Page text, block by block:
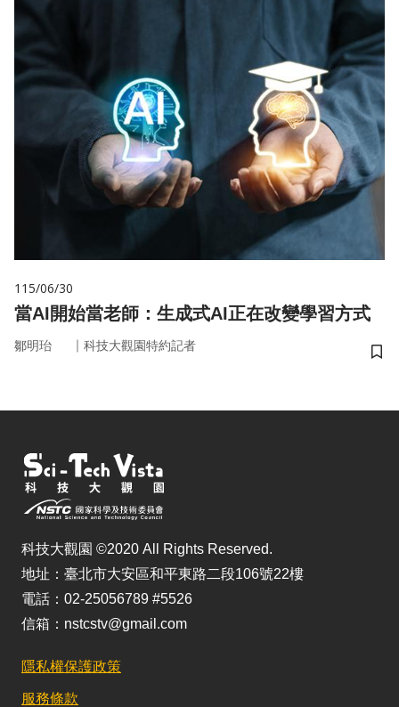
115/06/30
當AI開始當老師：生成式AI正在改變學習方式
鄒明珆 ｜ 科技大觀園特約記者
儲
科技大觀園 ©2020 All Rights Reserved.
地址：臺北市大安區和平東路二段106號22樓
電話：02-25056789 #5526
信箱：nstcstv@gmail.com
隱私權保護政策
服務條款